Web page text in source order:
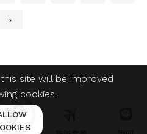
›
site will be improved
cookies.